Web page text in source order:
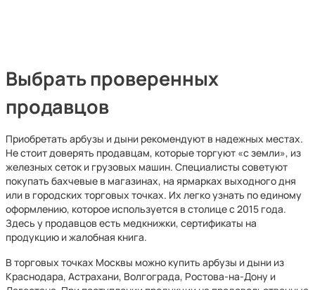
Выбрать проверенных
продавцов
Приобретать арбузы и дыни рекомендуют в надежных местах.
Не стоит доверять продавцам, которые торгуют «с земли», из
железных сеток и грузовых машин. Специалисты советуют
покупать бахчевые в магазинах, на ярмарках выходного дня
или в городских торговых точках. Их легко узнать по единому
оформлению, которое используется в столице с 2015 года.
Здесь у продавцов есть медкнижки, сертификаты на
продукцию и жалобная книга.
В торговых точках Москвы можно купить арбузы и дыни из
Краснодара, Астрахани, Волгограда, Ростова-на-Дону и